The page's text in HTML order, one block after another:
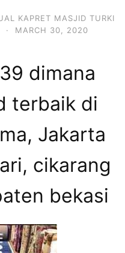
KAPRET MASJID TURKI
· MARCH 30, 2020
dimana
terbaik di
Jakarta
cikarang
bekasi